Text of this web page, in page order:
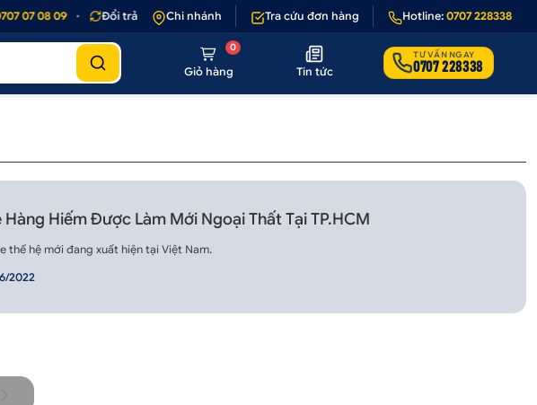
07 08 09 Đổi trả 1 - 1 nếu sản phẩm lỗi hoặc không đúng hình ảnh • Giảm 50.000₫ phí
Chi nhánh Tra cứu đơn hàng Hotline: 0707 228338
Giỏ hàng
0
Tin tức
TƯ VẤN NGAY
0707 228338
Hiếm Được Làm Mới Ngoại Thất Tại TP.HCM
thế hệ mới đang xuất hiện tại Việt Nam.
2022